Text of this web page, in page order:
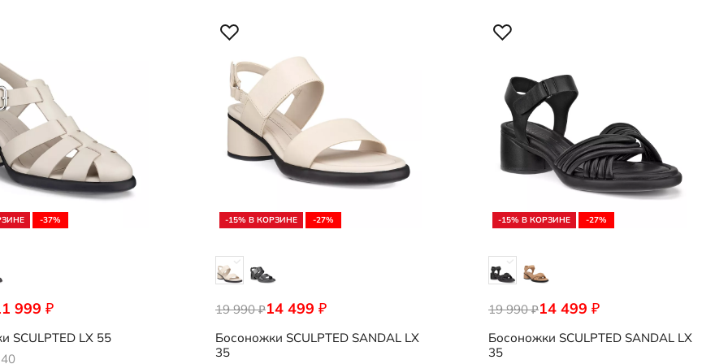
-37%
999 ₽
SCULPTED LX 55
40
-15% В КОРЗИНЕ -27%
14 499 ₽
19 990₽
222763/01378
Босоножки SCULPTED SANDAL LX
35
-15% В КОРЗИНЕ -27%
14 499 ₽
19 990₽
222793/01001
Босоножки SCULPTED SANDAL LX
35